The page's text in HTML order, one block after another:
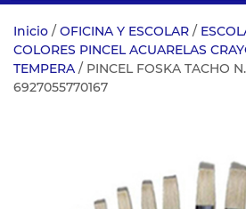
Inicio / OFICINA Y ESCOLAR /
COLORES PINCEL ACUARELAS
TEMPERA / PINCEL FOSKA TACHO
6927055770167